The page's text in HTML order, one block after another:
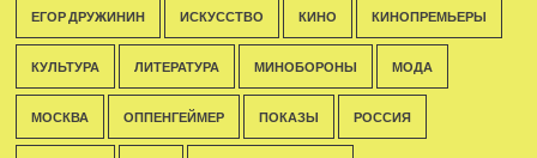
ЕГОР ДРУЖИНИН ИСКУССТВО КИНО КИНОПРЕМЬЕРЫ
КУЛЬТУРА ЛИТЕРАТУРА МИНОБОРОНЫ МОДА
МОСКВА ОППЕНГЕЙМЕР ПОКАЗЫ РОССИЯ